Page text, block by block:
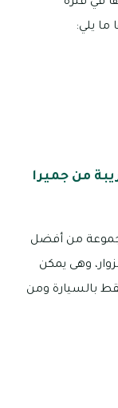
من جميرا
من أفضل
وهى يمكن
تستغرق 18 دقيقة فقط بالسيارة ومن